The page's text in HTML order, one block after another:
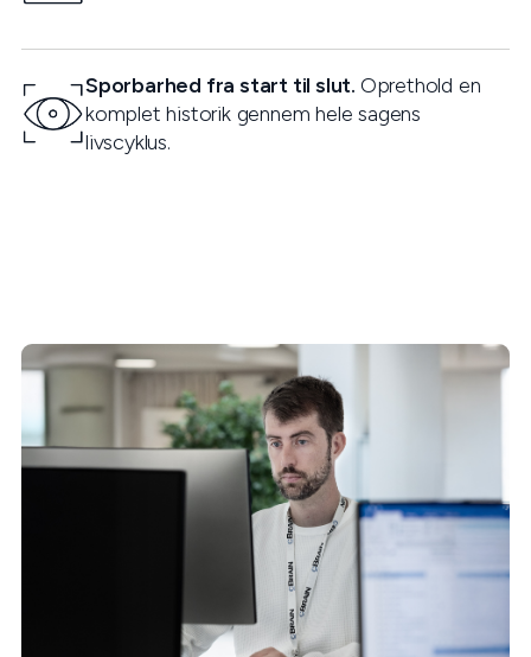
Sporbarhed fra start til slut. Oprethold en
komplet historik gennem hele sagens
livscyklus.